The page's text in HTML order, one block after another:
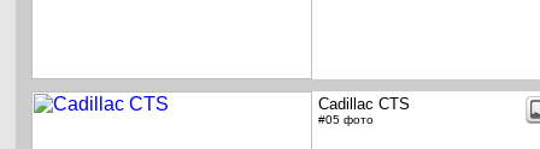
Cadillac CTS
#05 фото